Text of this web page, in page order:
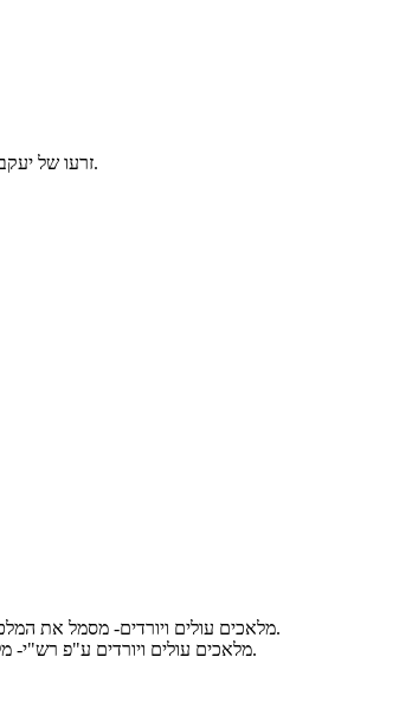
זרעו של יעקב מדומה לעפר הארץ. כמו שהעפר רב ונמצא בכל מקום כך העם שיצא מיעקב יהיה רב וישפיע בכל מקום.
1. מלאכים עולים ויורדים- מסמל את המלכויות שישעבדו את עם ישראל הם יעלו אבל גם ירדו ולעומתם עם ישראל ישאר מוגן ע"י אלוקים לנצח.
2. מלאכים עולים ויורדים ע"פ רש"י- מלאכי ישראל שליוו את יעקב עולים ואילו מלאכי חו"ל שילוו את יעקב מעכשיו יורדים כדי לשמרו בדרך.